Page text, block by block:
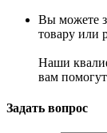
Вы можете
товару или
Наши
вам
Задать вопрос